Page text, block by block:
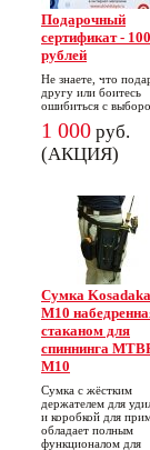
Подарочный
сертификат -
рублей
Не знаете, что
другу или боитесь
ошибиться с
1 000 руб.
(АКЦИЯ)
Cумка Kosadaka
M10
стаканом для
спиннинга
M10
Сумка с жёстким
держателем для
и коробкой для
обладает полным
функционалом для